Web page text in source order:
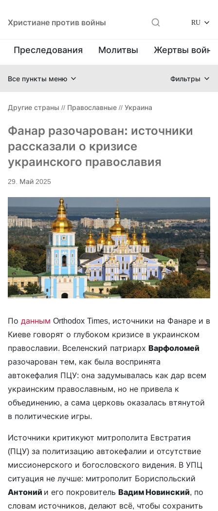
Христиане против войны RU
Преследования Молитвы Жертвы
Все пункты меню Фильтры
Другие страны // Православные // Украина
Фанар разочарован: источники
рассказали о кризисе
украинского православия
29. Май 2025
По данным Orthodox Times, источники на Фанаре и в
Киеве говорят о глубоком кризисе в украинском
православии. Вселенский патриарх Варфоломей
разочарован тем, как была воспринята
автокефалия ПЦУ: она задумывалась как дар всем
украинским православным, но не привела к
объединению, а сама церковь оказалась втянутой
в политические игры.
Источники критикуют митрополита Евстратия
(ПЦУ) за политизацию автокефалии и отсутствие
миссионерского и богословского видения. В УПЦ
ситуация не лучше: митрополит Бориспольский
Антоний и его покровитель Вадим Новинский, по
словам источников, делают всё, чтобы сохранить